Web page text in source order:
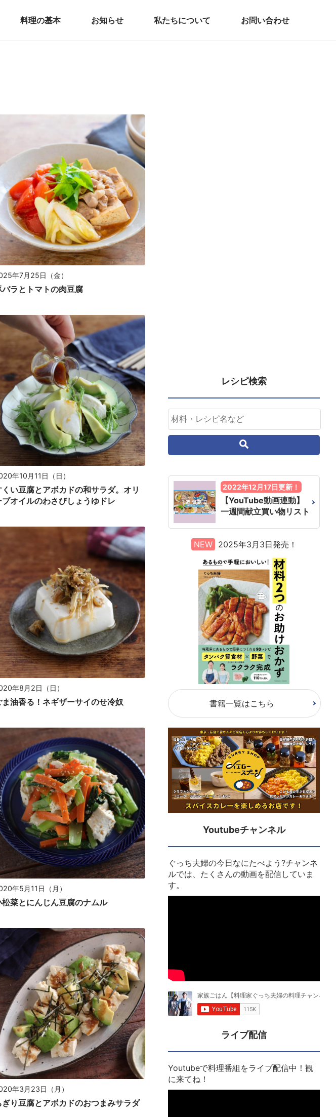
料理の基本 お知らせ 私たちについて お問い合わせ
年7月25日（金）
バラとトマトの肉豆腐
年10月11日（日）
くい豆腐とアボカドの和サラダ。オリ
ブオイルのわさびしょうゆドレ
年8月2日（日）
ま油香る！ネギザーサイのせ冷奴
年5月11日（月）
松菜とにんじん豆腐のナムル
年3月23日（月）
ぎり豆腐とアボカドのおつまみサラダ
レシピ検索
2022年12月17日更新！
【YouTube動画連動】
一週間献立買い物リスト
NEW 2025年3月3日発売！
書籍一覧はこちら
Youtubeチャンネル
ぐっち夫婦の今日なにたべよう?チャンネ
ルでは、たくさんの動画を配信していま
す。
ライブ配信
Youtubeで料理番組をライブ配信中！観
に来てね！